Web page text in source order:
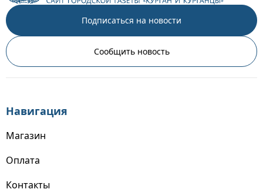
Подписаться на новости
Сообщить новость
Навигация
Магазин
Оплата
Контакты